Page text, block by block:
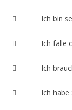
 Ich bin sehr
 Ich falle
 Ich brauche
 Ich habe